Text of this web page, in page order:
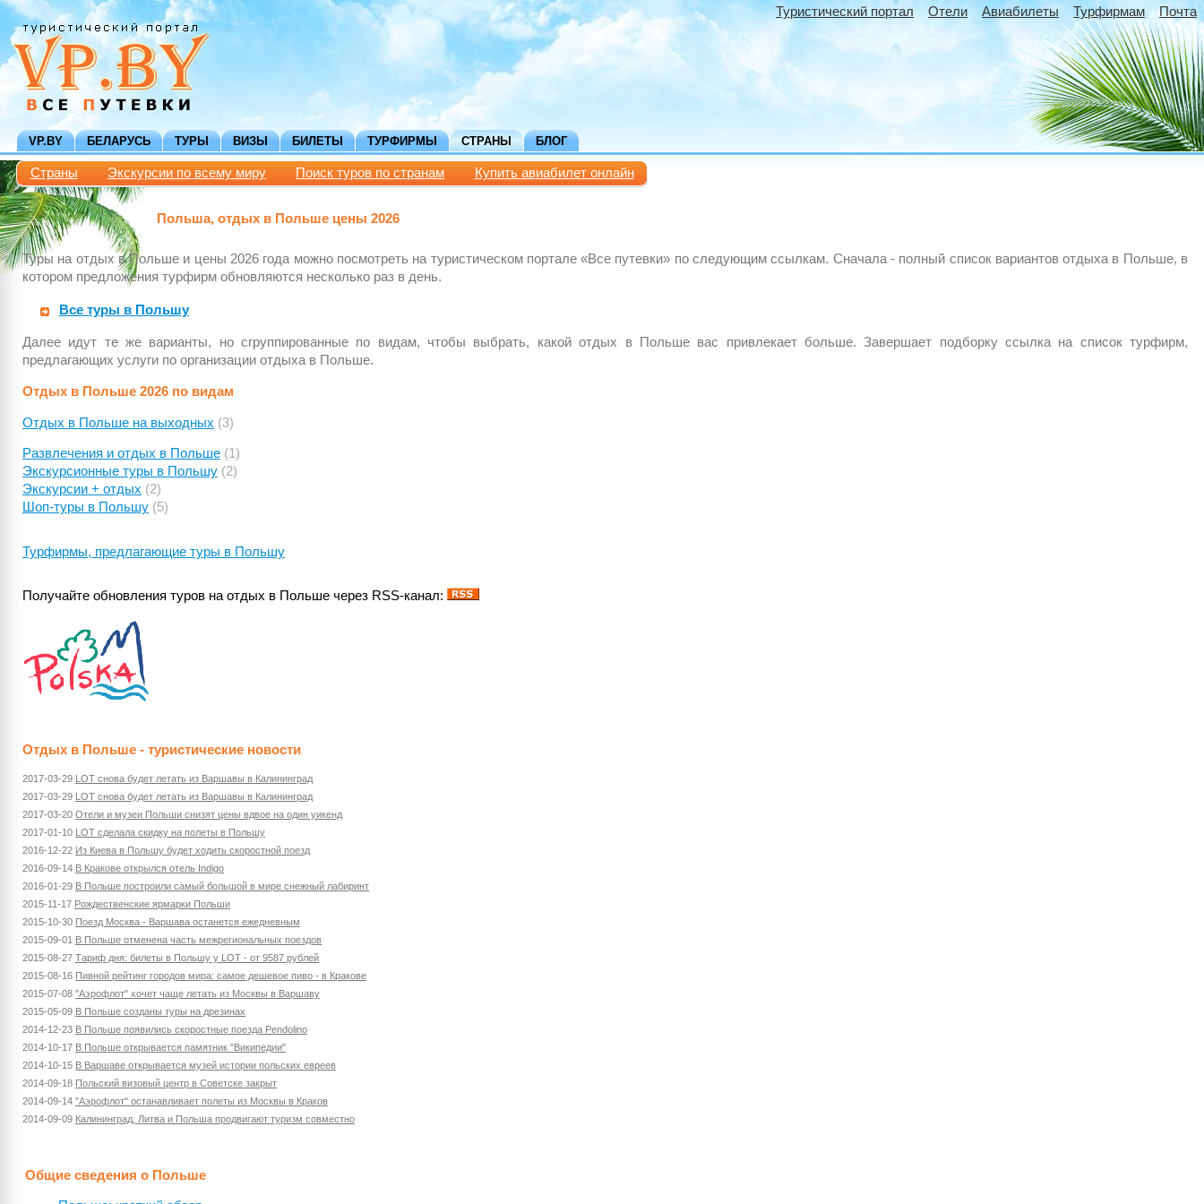
Туристический портал Отели Авиабилеты Турфирмам Почта
VP.BY БЕЛАРУСЬ ТУРЫ ВИЗЫ БИЛЕТЫ ТУРФИРМЫ СТРАНЫ БЛОГ
Страны Экскурсии по всему миру Поиск туров по странам Купить авиабилет онлайн
Польша, отдых в Польше цены 2026
Туры на отдых в Польше и цены 2026 года можно посмотреть на туристическом портале «Все путевки» по следующим ссылкам. Сначала - полный список вариантов отдыха в Польше, в
котором предложения турфирм обновляются несколько раз в день.
Все туры в Польшу
Далее идут те же варианты, но сгруппированные по видам, чтобы выбрать, какой отдых в Польше вас привлекает больше. Завершает подборку ссылка на список турфирм,
предлагающих услуги по организации отдыха в Польше.
Отдых в Польше 2026 по видам
Отдых в Польше на выходных (3)
Развлечения и отдых в Польше (1)
Экскурсионные туры в Польшу (2)
Экскурсии + отдых (2)
Шоп-туры в Польшу (5)
Турфирмы, предлагающие туры в Польшу
Получайте обновления туров на отдых в Польше через RSS-канал:
Отдых в Польше - туристические новости
2017-03-29 LOT снова будет летать из Варшавы в Калининград
2017-03-29 LOT снова будет летать из Варшавы в Калининград
2017-03-20 Отели и музеи Польши снизят цены вдвое на один уикенд
2017-01-10 LOT сделала скидку на полеты в Польшу
2016-12-22 Из Киева в Польшу будет ходить скоростной поезд
2016-09-14 В Кракове открылся отель Indigo
2016-01-29 В Польше построили самый большой в мире снежный лабиринт
2015-11-17 Рождественские ярмарки Польши
2015-10-30 Поезд Москва - Варшава останется ежедневным
2015-09-01 В Польше отменена часть межрегиональных поездов
2015-08-27 Тариф дня: билеты в Польшу у LOT - от 9587 рублей
2015-08-16 Пивной рейтинг городов мира: самое дешевое пиво - в Кракове
2015-07-08 "Аэрофлот" хочет чаще летать из Москвы в Варшаву
2015-05-09 В Польше созданы туры на дрезинах
2014-12-23 В Польше появились скоростные поезда Pendolino
2014-10-17 В Польше открывается памятник "Википедии"
2014-10-15 В Варшаве открывается музей истории польских евреев
2014-09-18 Польский визовый центр в Советске закрыт
2014-09-14 "Аэрофлот" останавливает полеты из Москвы в Краков
2014-09-09 Калининград, Литва и Польша продвигают туризм совместно
Общие сведения о Польше